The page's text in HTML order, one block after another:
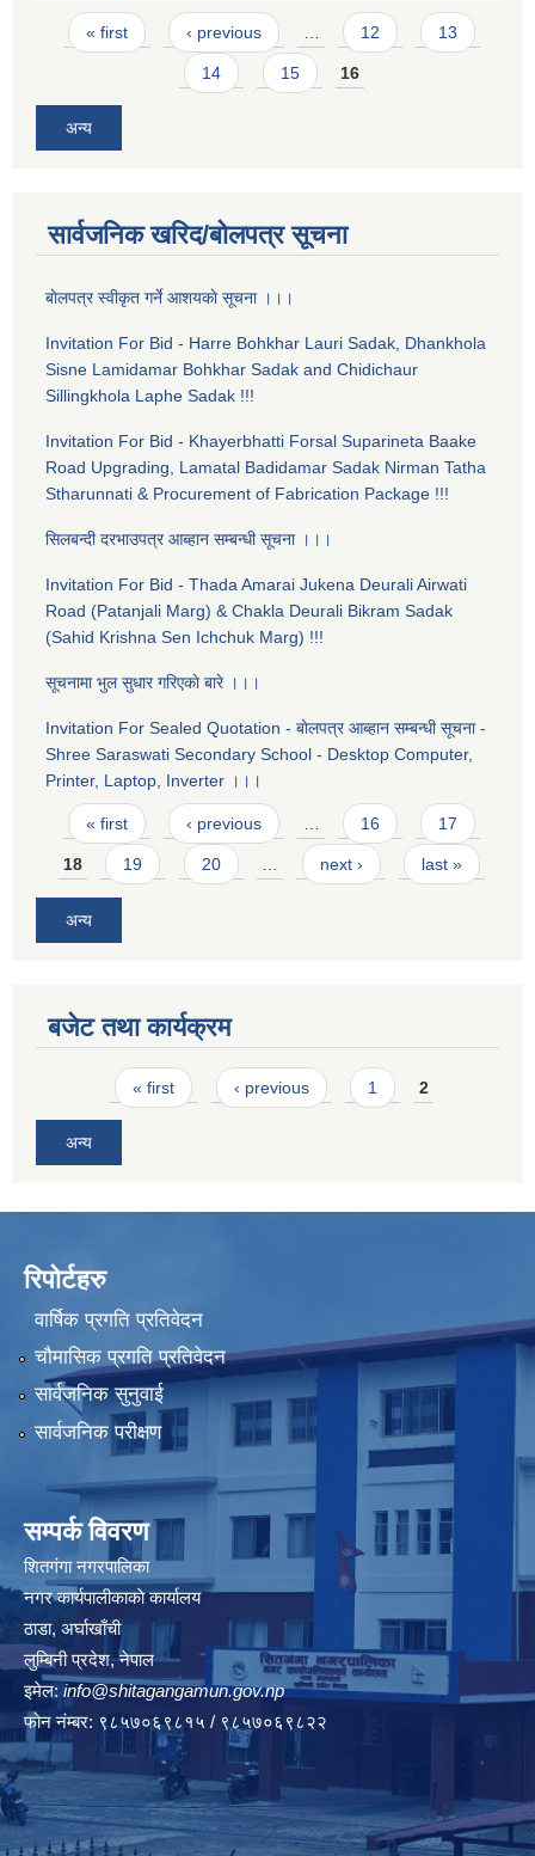
Pages
« first ‹ previous 12 13
14 15 16
अन्य
सार्वजनिक खरिद/बोलपत्र सूचना
बाेलपत्र स्वीकृत गर्ने आशयकाे सूचना ।।।
Invitation For Bid - Harre Bohkhar Lauri Sadak, Dhankhola
Sisne Lamidamar Bohkhar Sadak and Chidichaur
Sillingkhola Laphe Sadak !!!
Invitation For Bid - Khayerbhatti Forsal Suparineta Baake
Road Upgrading, Lamatal Badidamar Sadak Nirman Tatha
Stharunnati & Procurement of Fabrication Package !!!
सिलबन्दी दरभाउपत्र आब्हान सम्बन्धी सूचना ।।।
Invitation For Bid - Thada Amarai Jukena Deurali Airwati
Road (Patanjali Marg) & Chakla Deurali Bikram Sadak
(Sahid Krishna Sen Ichchuk Marg) !!!
सूचनामा भुल सुधार गरिएकाे बारे ।।।
Invitation For Sealed Quotation - बाेलपत्र आब्हान सम्बन्धी सूचना -
Shree Saraswati Secondary School - Desktop Computer,
Printer, Laptop, Inverter ।।।
Pages
« first ‹ previous … 16 17
18 19 20 … next › last »
अन्य
बजेट तथा कार्यक्रम
Pages« first ‹ previous 1 2
अन्य
रिपोर्टहरु
वार्षिक प्रगति प्रतिवेदन
चौमासिक प्रगति प्रतिवेदन
सार्वजनिक सुनुवाई
सार्वजनिक परीक्षण
सम्पर्क विवरण
शितगंगा नगरपालिका
नगर कार्यपालीकाकाे कार्यालय
ठाडा, अर्घाखाँची
लुम्बिनी प्रदेश, नेपाल
इमेल: info@shitagangamun.gov.np
फोन नंम्बर: ९८५७०६९८१५ / ९८५७०६९८२२